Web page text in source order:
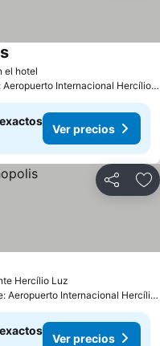
el hotel
Ver precios
Aeropuerto Internacional Hercílio
Ver precios
Compartir
Hercílio Luz
Aeropuerto Internacional Hercílio
Ver precios